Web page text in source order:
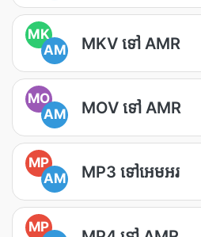
MK
AM
MKV ទៅ AMR
MO
AM
MOV ទៅ AMR
MP
AM
MP3 ទៅអេមអរ
MP